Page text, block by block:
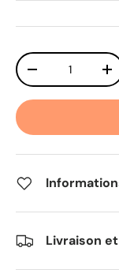
Qté
Diminuer la
Livraison